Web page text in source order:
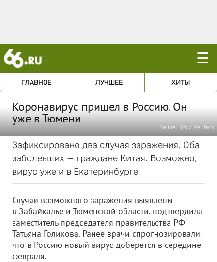
☰
ГЛАВНОЕ ЛУЧШЕЕ ХИТЫ
Коронавирус пришел в Россию. Он
уже в Тюмени
Feline Lim / Reuters
Зафиксировано два случая заражения. Оба
заболевших — граждане Китая. Возможно,
вирус уже и в Екатеринбурге.
Случаи возможного заражения выявлены
в Забайкалье и Тюменской области, подтвердила
заместитель председателя правительства РФ
Татьяна Голикова. Ранее врачи спрогнозировали,
что в Россию новый вирус доберется в середине
февраля.